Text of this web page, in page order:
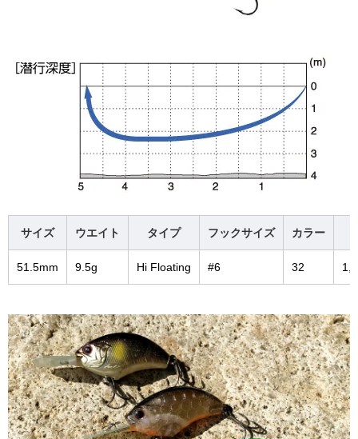
サイズ ウエイト タイプ フックサイズ カラー
51.5mm 9.5g Hi Floating #6 32